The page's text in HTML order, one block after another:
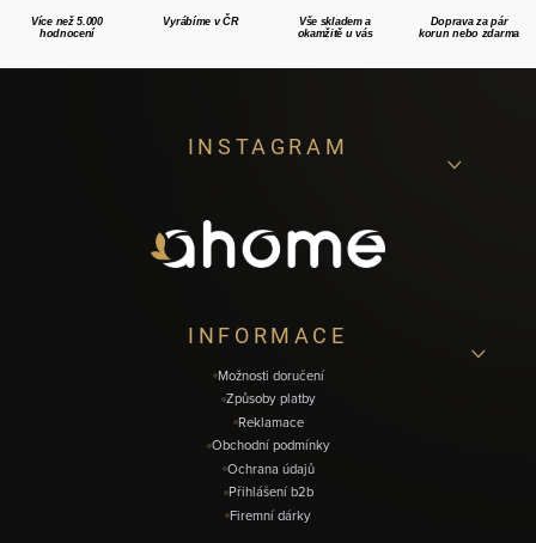
Více než 5.000
hodnocení
Vyrábíme v ČR
Vše skladem a
okamžitě u vás
Doprava za pár
korun nebo zdarma
INSTAGRAM
INFORMACE
Možnosti doručení
Způsoby platby
Reklamace
Obchodní podmínky
Ochrana údajů
Přihlášení b2b
Firemní dárky